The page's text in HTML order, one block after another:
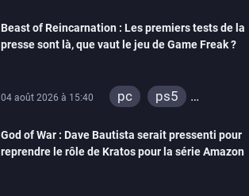
Beast of Reincarnation : Les premiers tests de la
presse sont là, que vaut le jeu de Game Freak ?
04 août 2026 à 15:40 pc
ps5
God of War : Dave Bautista serait pressenti pour
reprendre le rôle de Kratos pour la série Amazon